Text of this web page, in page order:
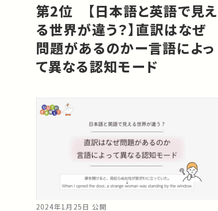
第2位 【日本語と英語で見え
る世界が違う？】直訳はなぜ
問題があるのかー言語によっ
て異なる認知モード
2024年1月25日 公開